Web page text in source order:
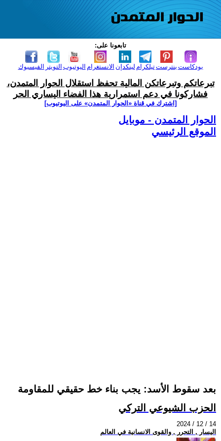
تابعونا على:
الفيسبوك التويتر اليوتيوب الانستغرام لينكدإن تيلكرامبنترست بودكاست
تبرعاتكم وتبرعاتكن المالية تحفظ استقلال الحوار المتمدن،
فشاركونا في دعم استمرارية هذا الفضاء اليساري الحر
[اشترك في قناة ‫«الحوار المتمدن» على اليوتيوب]
الحوار المتمدن - موبايل
الموقع الرئيسي
بعد سقوط الأسد: يجب بناء خط حقيقي للمقاومة
الحزب الشيوعي التركي
2024 / 12 / 14
اليسار , التحرر , والقوى الانسانية في العالم